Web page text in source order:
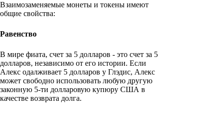
Взаимозаменяемые монеты и токены имеют
общие свойства:
Равенство
В мире фиата, счет за 5 долларов - это счет за 5
долларов, независимо от его истории. Если
Алекс одалживает 5 долларов у Глэдис, Алекс
может свободно использовать любую другую
законную 5-ти долларовую купюру США в
качестве возврата долга.